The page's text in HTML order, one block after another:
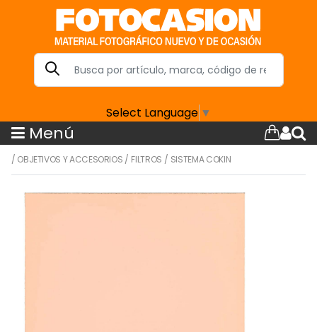
Select Language ▼
Menú
/ OBJETIVOS Y ACCESORIOS / FILTROS / SISTEMA COKIN